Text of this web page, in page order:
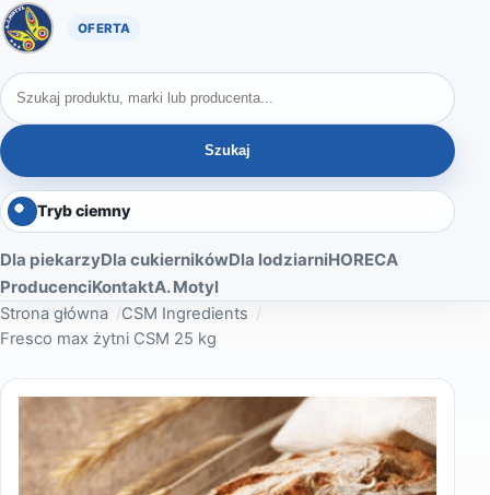
Oferta A. Motyl
Szukaj produktów
Szukaj
Tryb ciemny
Dla piekarzyDla cukiernikówDla lodziarniHORECA
ProducenciKontaktA. Motyl
Strona główna
CSM Ingredients
Fresco max żytni CSM 25 kg